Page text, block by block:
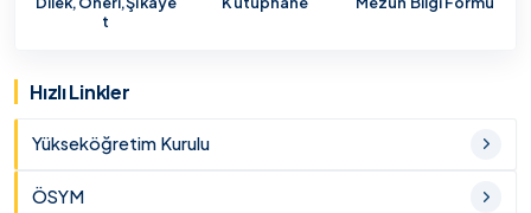
t
Hızlı Linkler
Yükseköğretim Kurulu
ÖSYM